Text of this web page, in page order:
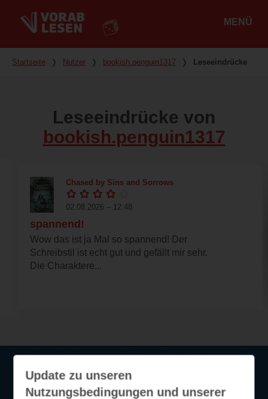
MENÜ
Du bist hier
Startseite ❭ Nutzer ❭ bookish.penguin1317 ❭ Leseeindrücke
Leseeindrücke von
bookish.penguin1317
Chased by Sins and Sorrows
02.08.2026 – 12:48
spannend!
Wow das ist ja Mal so spannend! Der
Schreibstil ist echt gut und gefällt mir sehr.
Die Charaktere...
Update zu unseren
Nutzungsbedingungen und unserer
Service